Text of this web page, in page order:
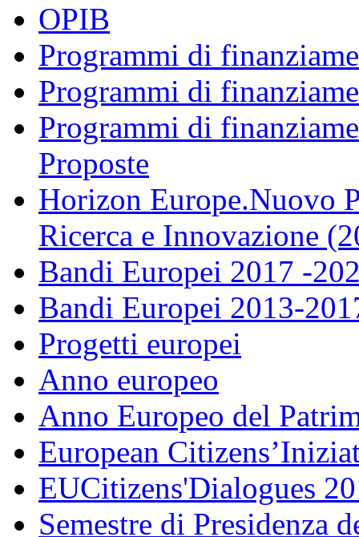
OPIB
Programmi di
Programmi di
Programmi di
Proposte
Horizon Europe.Nuovo
Ricerca e Innovazione
Bandi Europei 2017 -
Bandi Europei 2013-
Progetti europei
Anno europeo
Anno Europeo del
European
EUCitizens'Dialogues
Semestre di Presidenza